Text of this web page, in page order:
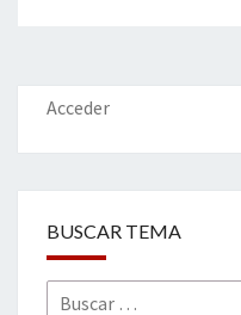
Acceder
BUSCAR TEMA
Buscar